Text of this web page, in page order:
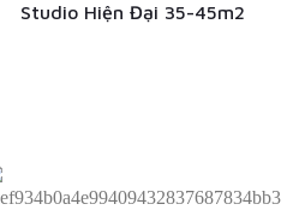
Studio Hiện Đại 35-45m2